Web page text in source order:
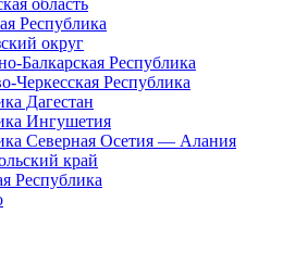
область
Республика
округ
Балкарская Республика
Черкесская Республика
Дагестан
Ингушетия
Северная Осетия — Алания
край
Республика